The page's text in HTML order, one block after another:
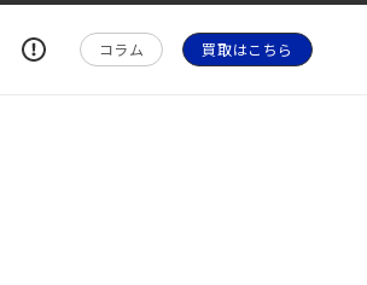
メ
コラム 買取はこちら